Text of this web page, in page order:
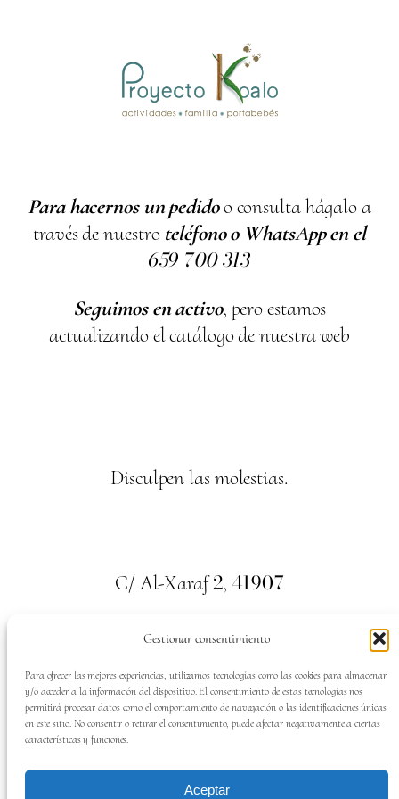
Gestionar consentimiento
Para ofrecer las mejores experiencias, utilizamos tecnologías como las cookies para almacenar
y/o acceder a la información del dispositivo. El consentimiento de estas tecnologías nos
permitirá procesar datos como el comportamiento de navegación o las identificaciones únicas
en este sitio. No consentir o retirar el consentimiento, puede afectar negativamente a ciertas
características y funciones.
Aceptar
Para hacernos un pedidoo consulta hágalo a
través de nuestro teléfono o WhatsApp en el
659 700313
Seguimos en activo, pero estamos
actualizando el catálogo de nuestra web
Disculpen las molestias.
C/ Al-Xaraf2, 41907
Valencina de la Concepción. Sevilla
Tel:659700313
SÍGUENOS EN: